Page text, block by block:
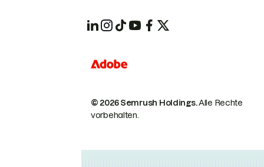
© 2026 Semrush Holdings.Alle Rechte
vorbehalten.